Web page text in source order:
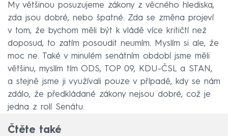
My většinou posuzujeme zákony z věcného hlediska,
zda jsou dobré, nebo špatné. Zda se změna projeví
v tom, že bychom měli být k vládě více kritičtí než
doposud, to zatím posoudit neumím. Myslím si ale, že
moc ne. Také v minulém senátním období jsme měli
většinu, myslím tím ODS, TOP 09, KDU-ČSL a STAN,
a stejně jsme ji využívali pouze v případě, kdy se nám
zdálo, že předkládané zákony nejsou dobré, což je
jedna z rolí Senátu.
Čtěte také